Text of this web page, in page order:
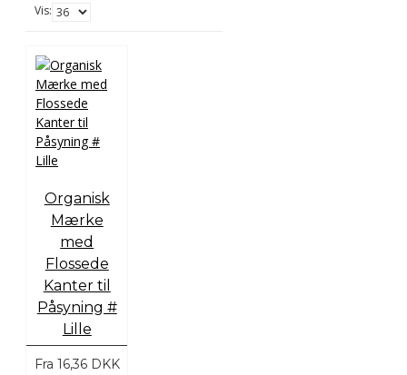
Vis:
Organisk
Mærke
med
Flossede
Kanter til
Påsyning #
Lille
Fra 16,36 DKK